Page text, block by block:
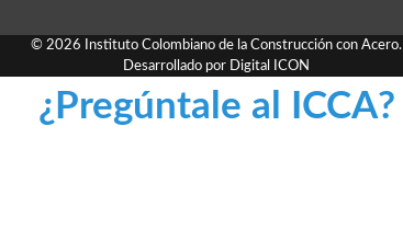
© 2026 Instituto Colombiano de la Construcción con Acero.
Desarrollado por Digital ICON
¿Pregúntale al ICCA?